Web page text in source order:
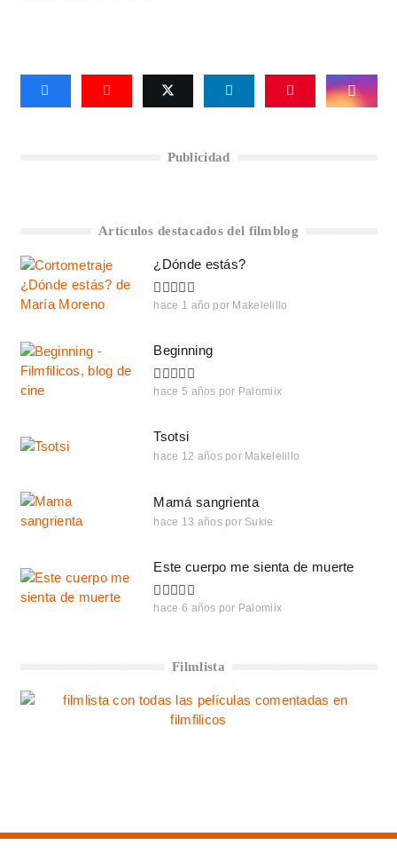
Publicidad
Artículos destacados del filmblog
¿Dónde estás?
hace 1 año por Makelelillo
Beginning
hace 5 años por Palomiix
Tsotsi
hace 12 años por Makelelillo
Mamá sangrienta
hace 13 años por Sukie
Este cuerpo me sienta de muerte
hace 6 años por Palomiix
Filmlista